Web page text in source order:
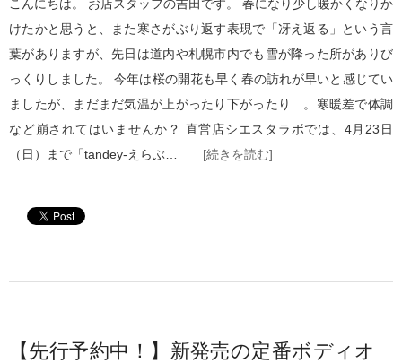
こんにちは。 お店スタッフの吉田です。 春になり少し暖かくなりか
けたかと思うと、また寒さがぶり返す表現で「冴え返る」という言
葉がありますが、先日は道内や札幌市内でも雪が降った所がありび
っくりしました。 今年は桜の開花も早く春の訪れが早いと感じてい
ましたが、まだまだ気温が上がったり下がったり…。寒暖差で体調
など崩されてはいませんか？ 直営店シエスタラボでは、4月23日
（日）まで「tandey-えらぶ… [続きを読む]
【先行予約中！】新発売の定番ボディオ